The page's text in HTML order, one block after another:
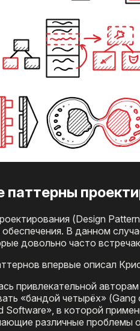
паттерны
(Design
В данном
довольно часто
впервые описал
привлекательной
«бандой четырёх»
Software», в которой
различные проблемы